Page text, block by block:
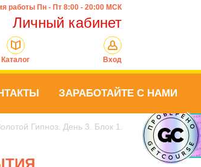
работы Пн - Пт 8:00 - 20:00 МСК
Личный кабинет
Каталог Вход
ЗАРАБОТАЙТЕ С НАМИ
Гипноз. День 3. Блок 1.